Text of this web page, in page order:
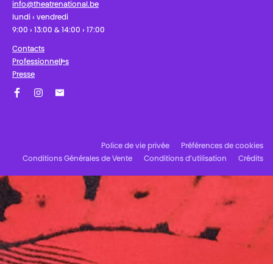
info@theatrenational.be
lundi › vendredi
9:00 › 13:00 & 14:00 › 17:00
Contacts
Professionnel·les
Presse
Police de vie privée
Préférences de cookies
Conditions Générales de Vente
Conditions d’utilisation Crédits